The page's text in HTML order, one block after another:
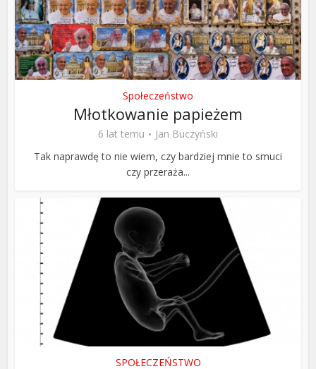
Społeczeństwo
Młotkowanie papieżem
6 lat temu
Jan Buczyński
Tak naprawdę to nie wiem, czy bardziej mnie to smuci
czy przeraża...
SPOŁECZEŃSTWO